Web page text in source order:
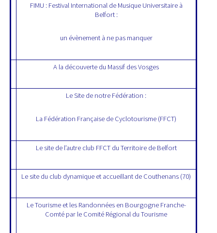
FIMU : Festival International de Musique Universitaire à
Belfort :
un évènement à ne pas manquer
A la découverte du Massif des Vosges
Le Site de notre Fédération :
La Fédération Française de Cyclotourisme (FFCT)
Le site de l’autre club FFCT du Territoire de Belfort
Le site du club dynamique et accueillant de Couthenans (70)
Le Tourisme et les Randonnées en Bourgogne Franche-
Comté par le Comité Régional du Tourisme